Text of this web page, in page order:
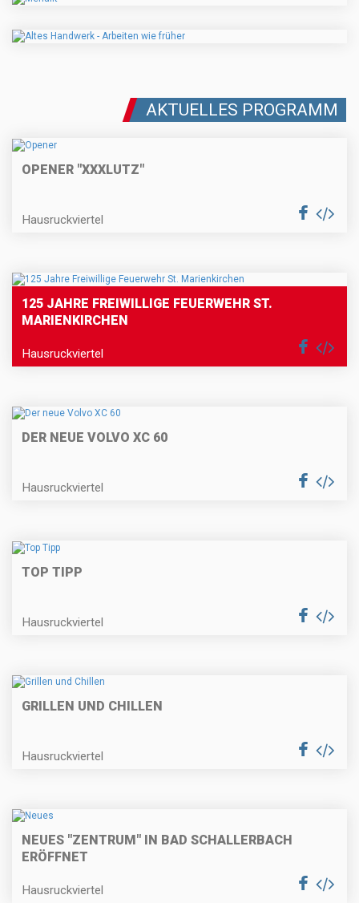
AKTUELLES PROGRAMM
OPENER "XXXLUTZ"
Hausruckviertel
125 JAHRE FREIWILLIGE FEUERWEHR ST.
MARIENKIRCHEN
Hausruckviertel
DER NEUE VOLVO XC 60
Hausruckviertel
TOP TIPP
Hausruckviertel
GRILLEN UND CHILLEN
Hausruckviertel
NEUES "ZENTRUM" IN BAD SCHALLERBACH
ERÖFFNET
Hausruckviertel